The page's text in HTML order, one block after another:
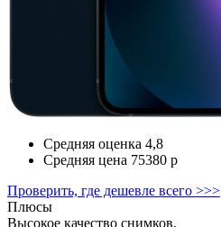
Средняя оценка 4,8
Средняя цена 75380 р
Проверить, где дешевле всего >>>
Плюсы
Высокое качество снимков.